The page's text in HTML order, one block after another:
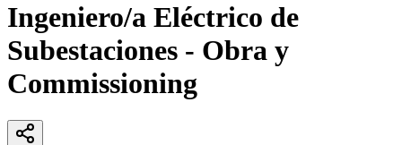
Ingeniero/a Eléctrico de
Subestaciones - Obra y
Commissioning